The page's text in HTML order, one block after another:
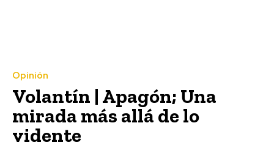
Opinión
Volantín | Apagón; Una
mirada más allá de lo
vidente